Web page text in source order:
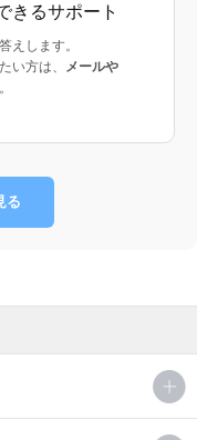
きるサポート
えします。
い方は、
メールや
。
る